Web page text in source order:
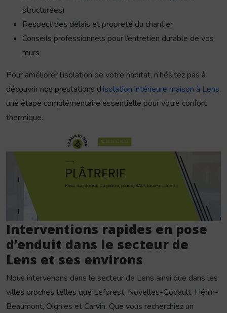
structurées)
Respect des délais et propreté du chantier
Conseils professionnels pour l’entretien durable de vos
murs
Pour améliorer l’isolation de votre habitat, n’hésitez pas à
découvrir nos prestations d’isolation intérieure maison à Lens,
une étape complémentaire essentielle pour votre confort
thermique.
Interventions rapides en pose
d’enduit dans le secteur de
Lens et ses environs
Nous intervenons dans le secteur de Lens ainsi que dans les
villes proches telles que Leforest, Noyelles-Godault, Hénin-
Beaumont, Oignies et Carvin. Que vous recherchiez un